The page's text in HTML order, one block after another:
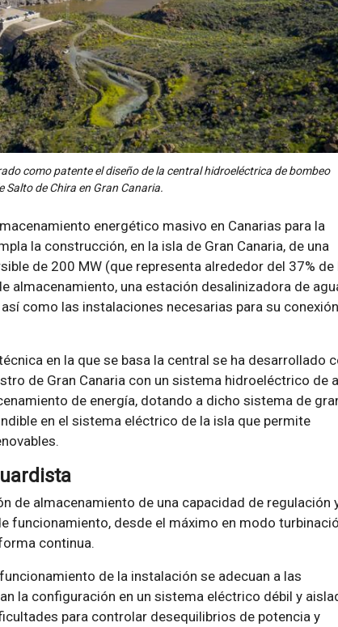
como patente el diseño de la central hidroeléctrica de bombeo
Salto de Chira en Gran Canaria.
energético masivo en Canarias para la
la construcción, en la isla de Gran Canaria, de una
de 200 MW (que representa alrededor del 37% de
almacenamiento, una estación desalinizadora de
como las instalaciones necesarias para su
en la que se basa la central se ha desarrollado
de Gran Canaria con un sistema hidroeléctrico de
de energía, dotando a dicho sistema de
en el sistema eléctrico de la isla que permite
de almacenamiento de una capacidad de regulación
funcionamiento, desde el máximo en modo
continua.
de la instalación se adecuan a las
la configuración en un sistema eléctrico débil y
para controlar desequilibrios de potencia y